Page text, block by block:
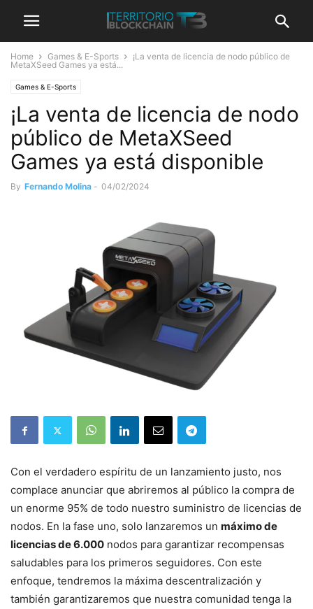
Home Games & E-Sports
¡La venta de licencia de nodo público de
MetaXSeed Games ya está...
Games & E-Sports
¡La venta de licencia de nodo
público de MetaXSeed
Games ya está disponible
By Fernando Molina - 04/02/2024
Con el verdadero espíritu de un lanzamiento justo, nos
complace anunciar que abriremos al público la compra de
un enorme 95% de todo nuestro suministro de licencias de
nodos. En la fase uno, solo lanzaremos un máximo de
licencias de 6.000 nodos para garantizar recompensas
saludables para los primeros seguidores. Con este
enfoque, tendremos la máxima descentralización y
también garantizaremos que nuestra comunidad tenga la